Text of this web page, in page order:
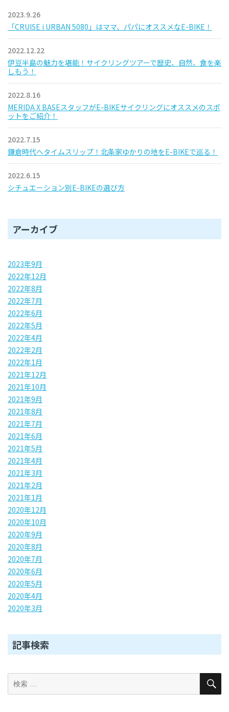
2023.9.26
「CRUISE i URBAN 5080」はママ、パパにオススメなE-BIKE！
2022.12.22
伊豆半島の魅力を堪能！サイクリングツアーで歴史、自然、食を楽
しもう！
2022.8.16
MERIDA X BASEスタッフがE-BIKEサイクリングにオススメのスポ
ットをご紹介！
2022.7.15
鎌倉時代へタイムスリップ！北条家ゆかりの地をE-BIKEで巡る！
2022.6.15
シチュエーション別E-BIKEの選び方
アーカイブ
2023年9月
2022年12月
2022年8月
2022年7月
2022年6月
2022年5月
2022年4月
2022年2月
2022年1月
2021年12月
2021年10月
2021年9月
2021年8月
2021年7月
2021年6月
2021年5月
2021年4月
2021年3月
2021年2月
2021年1月
2020年12月
2020年10月
2020年9月
2020年8月
2020年7月
2020年6月
2020年5月
2020年4月
2020年3月
記事検索